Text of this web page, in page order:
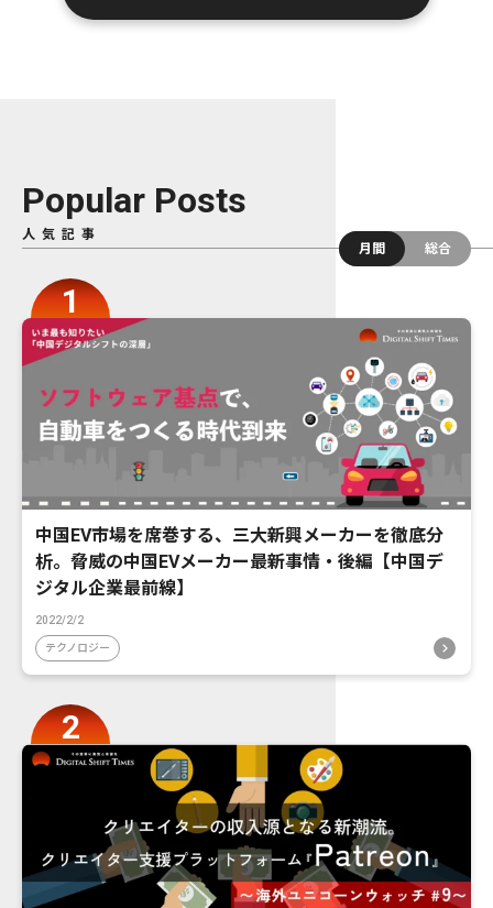
Popular Posts
人気記事
月間
総合
中国EV市場を席巻する、三大新興メーカーを徹底分
析。脅威の中国EVメーカー最新事情・後編【中国デ
ジタル企業最前線】
2022/2/2
テクノロジー